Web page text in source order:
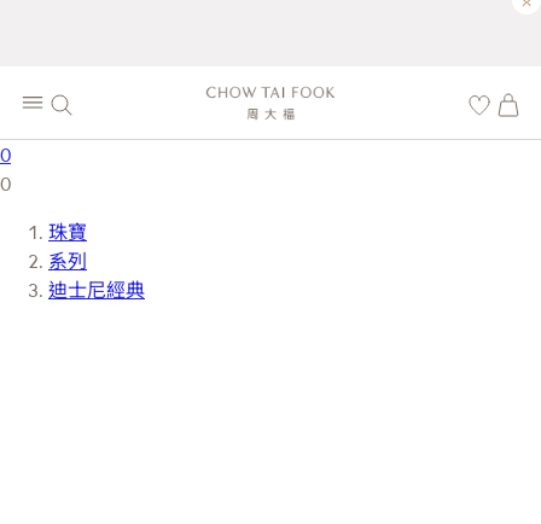
0
0
珠寶
系列
迪士尼經典